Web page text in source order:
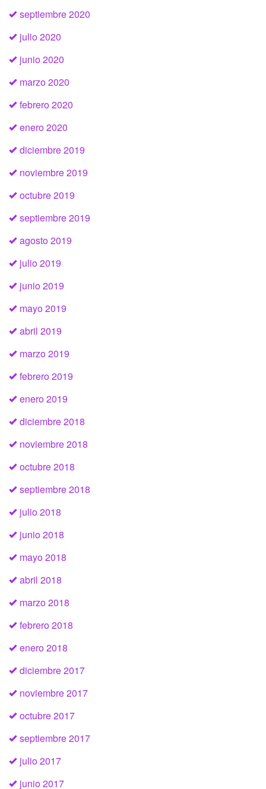
septiembre 2020
julio 2020
junio 2020
marzo 2020
febrero 2020
enero 2020
diciembre 2019
noviembre 2019
octubre 2019
septiembre 2019
agosto 2019
julio 2019
junio 2019
mayo 2019
abril 2019
marzo 2019
febrero 2019
enero 2019
diciembre 2018
noviembre 2018
octubre 2018
septiembre 2018
julio 2018
junio 2018
mayo 2018
abril 2018
marzo 2018
febrero 2018
enero 2018
diciembre 2017
noviembre 2017
octubre 2017
septiembre 2017
julio 2017
junio 2017